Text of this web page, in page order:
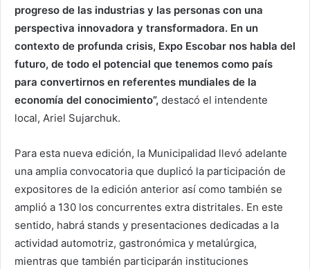
progreso de las industrias y las personas con una
perspectiva innovadora y transformadora. En un
contexto de profunda crisis, Expo Escobar nos habla del
futuro, de todo el potencial que tenemos como país
para convertirnos en referentes mundiales de la
economía del conocimiento”, destacó el intendente
local, Ariel Sujarchuk.
Para esta nueva edición, la Municipalidad llevó adelante
una amplia convocatoria que duplicó la participación de
expositores de la edición anterior así como también se
amplió a 130 los concurrentes extra distritales. En este
sentido, habrá stands y presentaciones dedicadas a la
actividad automotriz, gastronómica y metalúrgica,
mientras que también participarán instituciones